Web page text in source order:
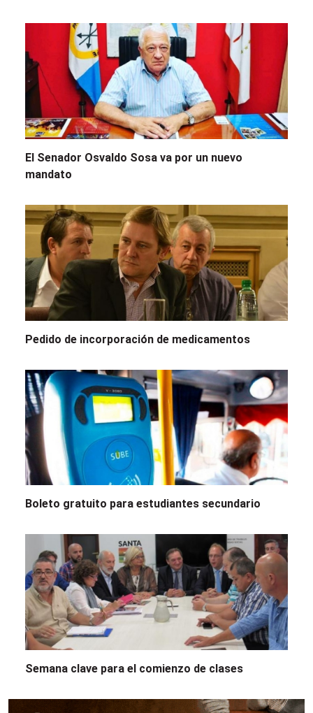
El Senador Osvaldo Sosa va por un nuevo
mandato
Pedido de incorporación de medicamentos
Boleto gratuito para estudiantes secundario
Semana clave para el comienzo de clases